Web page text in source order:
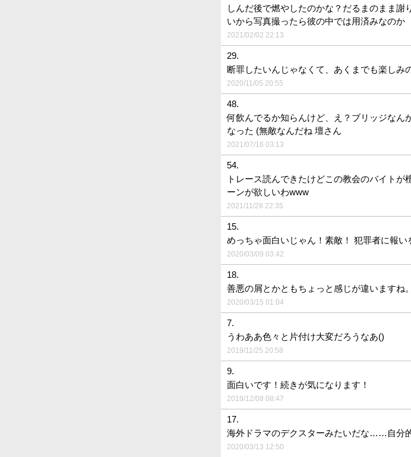
しんだ後で燃やしたのかな？だるまのまま謝
いから写真撮ったら彼の中では用済みなのか
2021/02/02 22:13
29.
断罪したいんじゃなくて、あくまでも楽しみ
2020/11/05 20:55
48.
何飲んでるか知らんけど、え？ブリッジな
なった (無敵なんだね 壇さん
2021/07/16 03:13
54.
トレース読んできたけどこの教会のバイト
ーンが欲しいわwww
2021/11/28 22:35
15.
めっちゃ面白いじゃん！素敵！ 犯罪者に報い
2020/03/09 03:42
18.
善悪の屑とかともちょっと感じが違いますね。
2020/03/15 01:04
7.
うわああ色々と片付け大変だろうなあ()
2019/11/25 20:58
9.
面白いです！続きが気になります！
2019/12/08 08:47
17.
海外ドラマのデクスターみたいだな……自分
2020/03/13 12:50